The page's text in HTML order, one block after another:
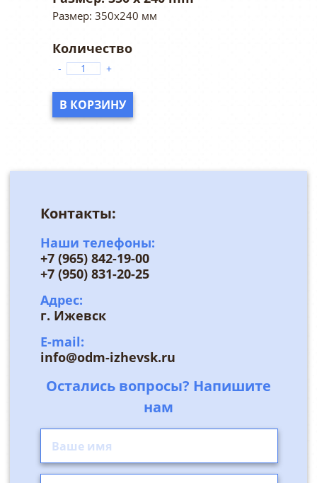
Размер: 350х240 мм
- +
В КОРЗИНУ
Контакты:
Наши телефоны:
+7 (965) 842-19-00
+7 (950) 831-20-25
Адрес:
г. Ижевск
E-mail:
info@odm-izhevsk.ru
Остались вопросы? Напишите
нам